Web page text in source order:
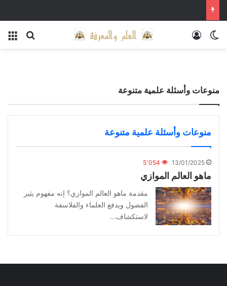
بحث الوضع المظلمتسجيل الدخول
منوعات وأسئلة علمية متنوعة
منوعات وأسئلة علمية متنوعة
13/01/2025 5٬054
ماهو العالم الموازي
مقدمة ماهو العالم الموازي؟ إنه مفهوم يثير
الفضول ويدفع العلماء والفلاسفة
لاستكشاف…